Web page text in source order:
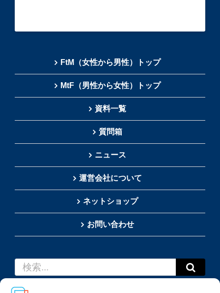
FtM（女性から男性）トップ
MtF（男性から女性）トップ
資料一覧
質問箱
ニュース
運営会社について
ネットショップ
お問い合わせ
索
…